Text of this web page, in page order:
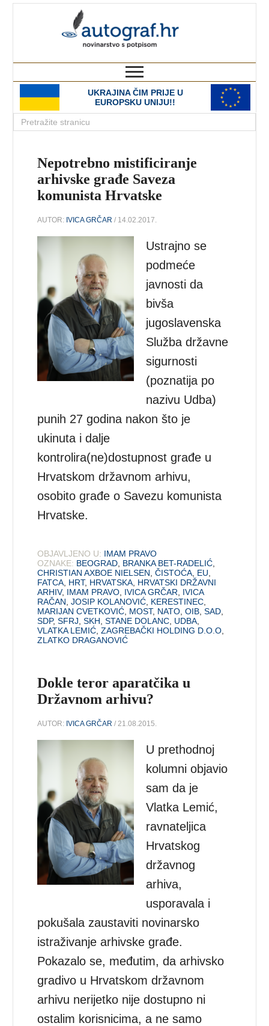
UKRAJINA ČIM PRIJE U
EUROPSKU UNIJU!!
Nepotrebno mistificiranje
arhivske građe Saveza
komunista Hrvatske
AUTOR: IVICA GRČAR / 14.02.2017.
Ustrajno se
podmeće
javnosti da
bivša
jugoslavenska
Služba državne
sigurnosti
(poznatija po
nazivu Udba)
punih 27 godina nakon što je
ukinuta i dalje
kontrolira(ne)dostupnost građe u
Hrvatskom državnom arhivu,
osobito građe o Savezu komunista
Hrvatske.
OBJAVLJENO U: IMAM PRAVO
OZNAKE: BEOGRAD BRANKA BET-RADELIĆ
CHRISTIAN AXBOE NIELSEN ,ČISTOĆA EU
FATCA HRT, HRVATSKA HRVATSKI DRŽAVNI
ARHIV, IMAM PRAVO IVICA GRČAR
IVICA
RAČAN ,JOSIP KOLANOVIĆ KERESTINEC
MARIJAN CVETKOVIĆ MOST, NATO ,OIB ,SAD
SDP,SFRJ ,SKH ,STANE DOLANC UDBA
VLATKA LEMIĆ ,ZAGREBAČKI HOLDING D.O.O
ZLATKO DRAGANOVIĆ
Dokle teror aparatčika u
Državnom arhivu?
AUTOR: IVICA GRČAR / 21.08.2015.
U prethodnoj
kolumni objavio
sam da je
Vlatka Lemić,
ravnateljica
Hrvatskog
državnog
arhiva,
usporavala i
pokušala zaustaviti novinarsko
istraživanje arhivske građe.
Pokazalo se, međutim, da arhivsko
gradivo u Hrvatskom državnom
arhivu nerijetko nije dostupno ni
ostalim korisnicima, a ne samo